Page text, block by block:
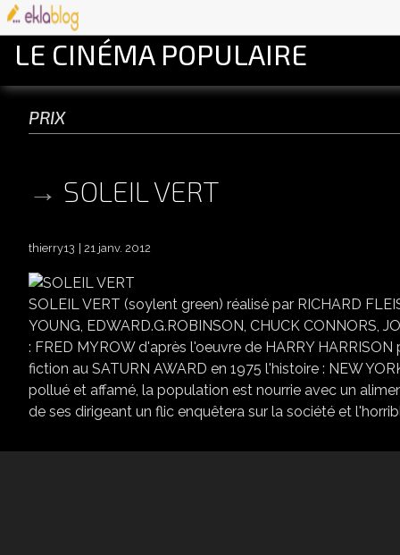
LE CINÉMA POPULAIRE
prix
SOLEIL VERT
thierry13 21 janv. 2012
SOLEIL VERT (soylent green) réalisé par RICHARD
YOUNG, EDWARD.G.ROBINSON, CHUCK CONNORS,
: FRED MYROW d'après l'oeuvre de HARRY
fiction au SATURN AWARD en 1975 l'histoire : NEW
pollué et affamé, la population est nourrie avec un
de ses dirigeant un flic enquêtera sur la société et